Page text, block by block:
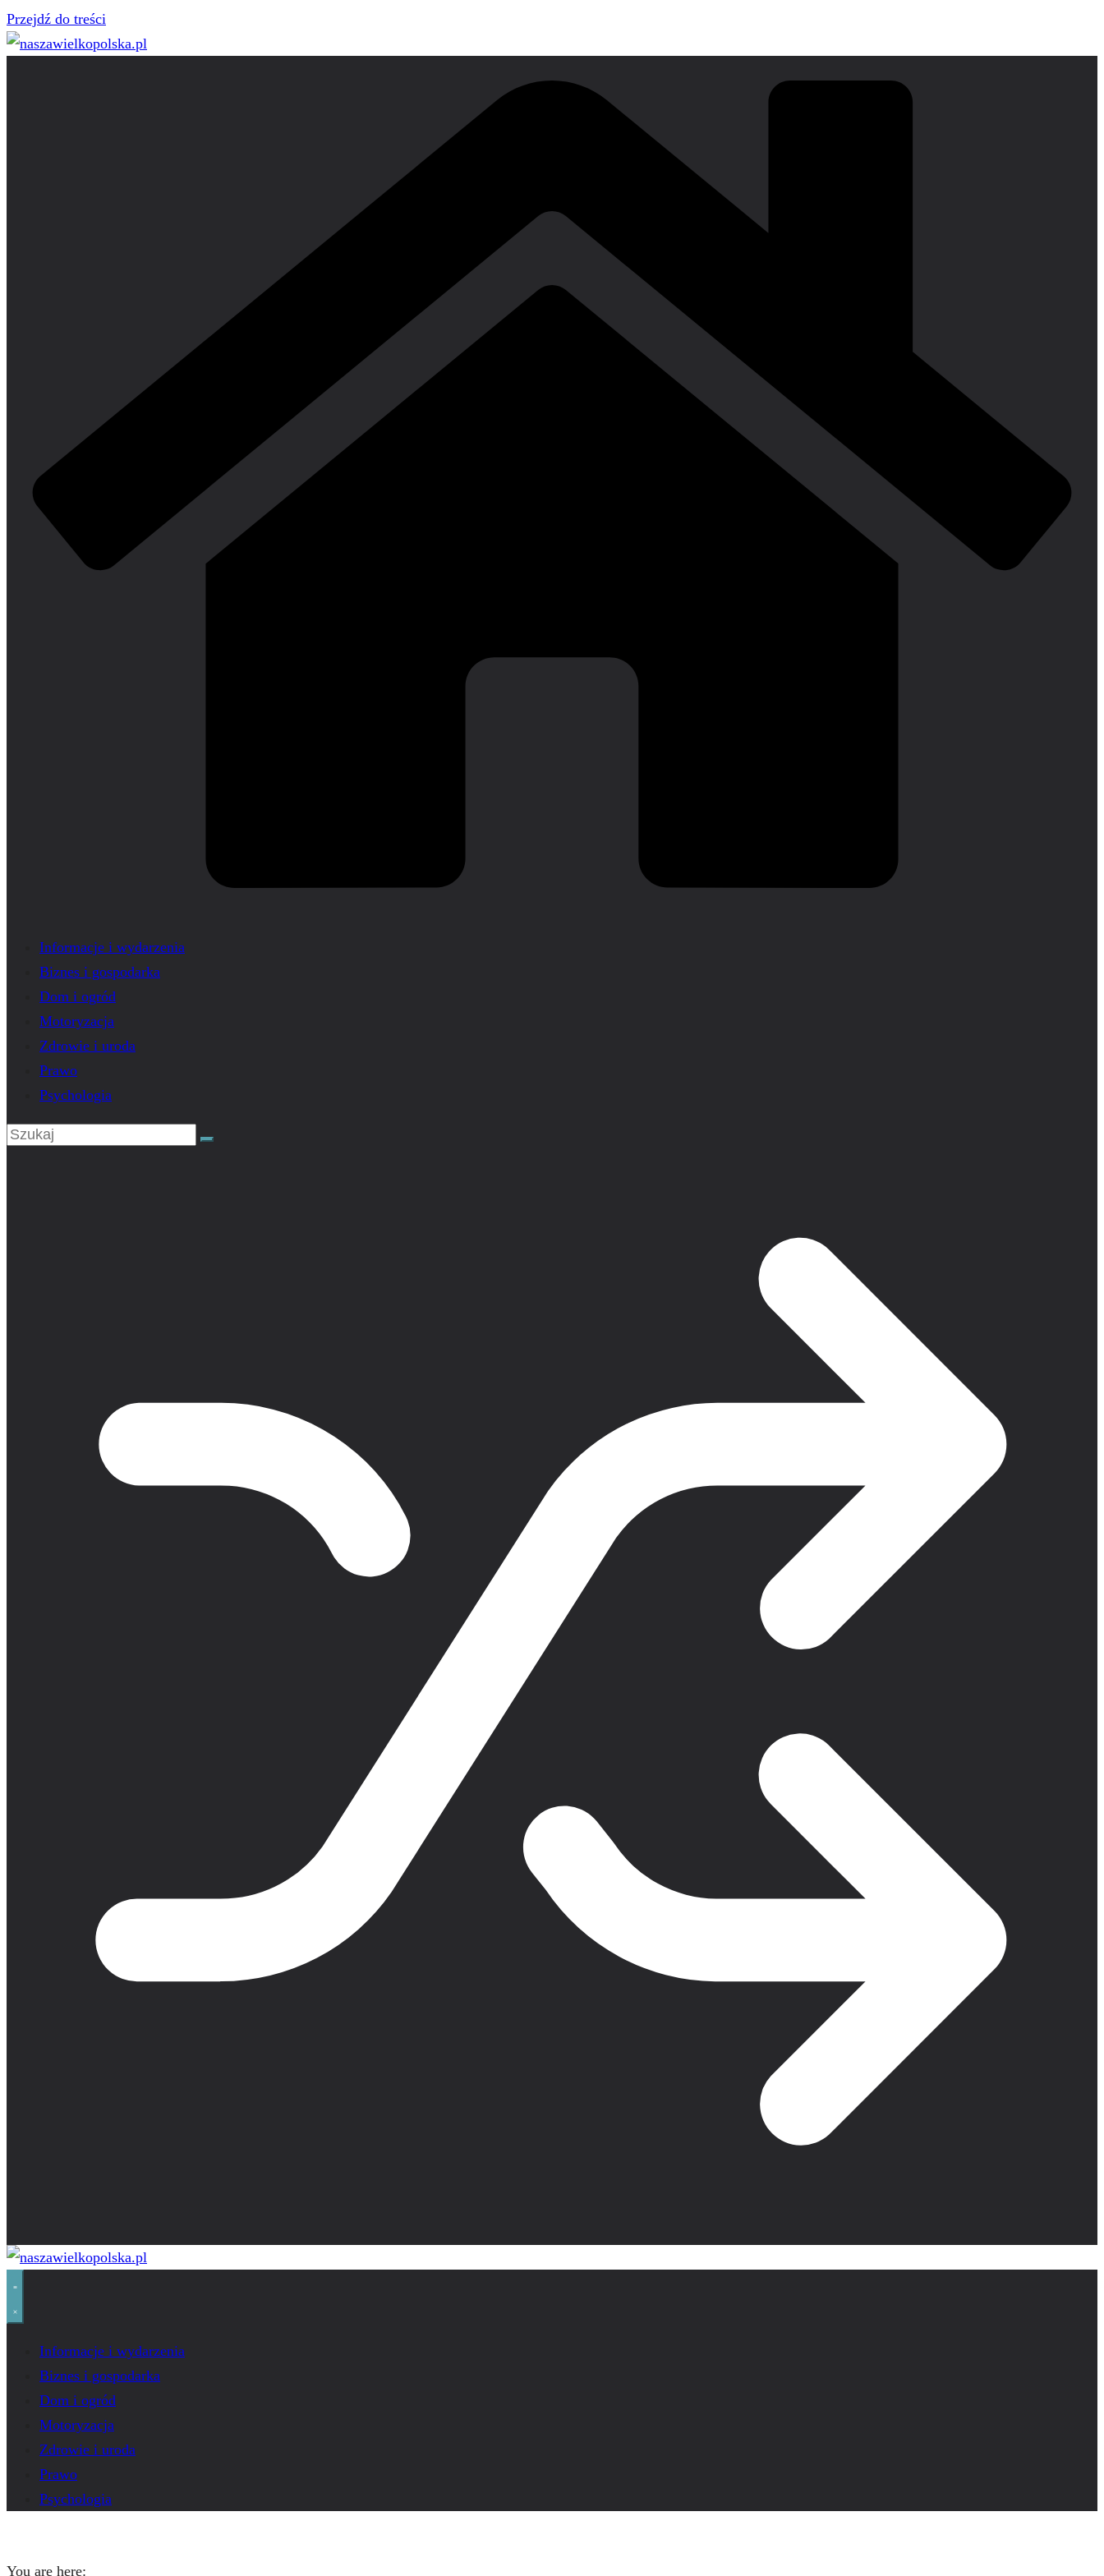
Przejdź do treści
Informacje i wydarzenia
Biznes i gospodarka
Dom i ogród
Motoryzacja
Zdrowie i uroda
Prawo
Psychologia
Informacje i wydarzenia
Biznes i gospodarka
Dom i ogród
Motoryzacja
Zdrowie i uroda
Prawo
Psychologia
You are here: